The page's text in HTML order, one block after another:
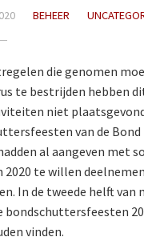
BEHEER
die genomen
te bestrijden hebben
niet
van de Bond
al aangeven met
2020 te willen
In de tweede helft van
bondschuttersfeesten
vinden.